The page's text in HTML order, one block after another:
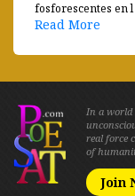
fosforescentes en l
Read More
In a world
real force
of
Join